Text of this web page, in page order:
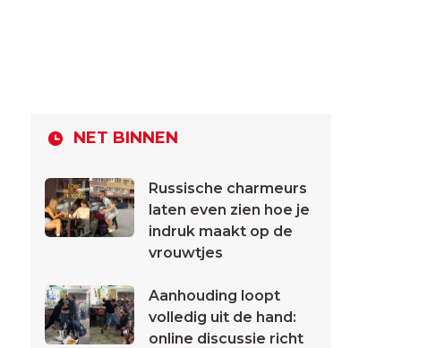
NET BINNEN
Russische charmeurs
laten even zien hoe je
indruk maakt op de
vrouwtjes
Aanhouding loopt
volledig uit de hand:
online discussie richt